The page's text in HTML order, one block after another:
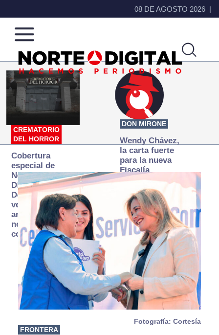
08 DE AGOSTO 2026
Norte
de
Ciudad
Más
que
noticias,
hacemos periodismo
CREMATORIO
DEL HORROR
Cobertura
especial de
Norte
Digital:
Donde la
verdad
arde… pero
no se
consume
DON MIRONE
Wendy Chávez,
la carta fuerte
para la nueva
Fiscalía
autónoma
Fotografía: Cortesía
FRONTERA